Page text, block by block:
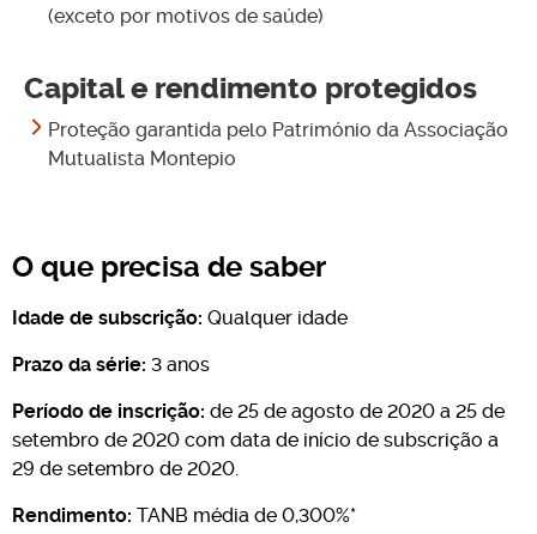
(exceto por motivos de saúde)
Capital e rendimento protegidos
Proteção garantida pelo Património da Associação
Mutualista Montepio
O que precisa de saber
Idade de subscrição: Qualquer idade
Prazo da série: 3 anos
Período de inscrição: de 25 de agosto de 2020 a 25 de
setembro de 2020 com data de início de subscrição a
29 de setembro de 2020.
Rendimento: TANB média de 0,300%*